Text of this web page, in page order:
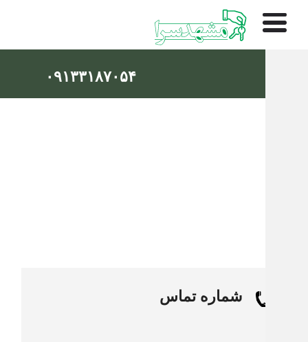
۰۹۱۳۳۱۸۷۰۵۴
شماره تماس